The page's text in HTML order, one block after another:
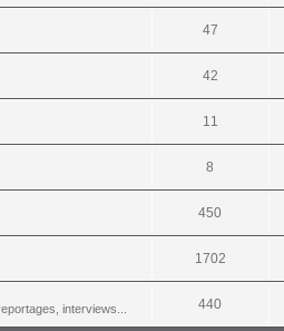
47
42
11
8
450
1702
interviews... 440